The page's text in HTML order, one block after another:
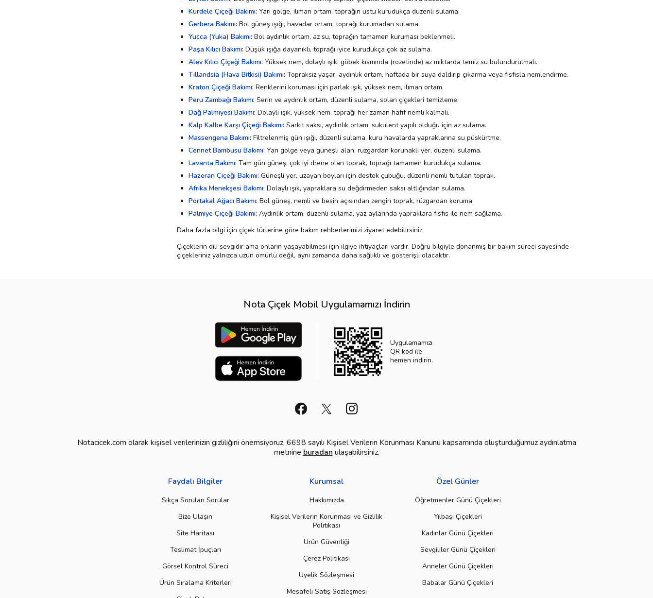
Kurdele Çiçeği Bakımı: Yarı gölge, ılıman ortam, toprağın üstü kurudukça düzenli sulama.
Gerbera Bakımı: Bol güneş ışığı, havadar ortam, toprağı kurumadan sulama.
Yucca (Yuka) Bakımı: Bol aydınlık ortam, az su, toprağın tamamen kuruması beklenmeli.
Paşa Kılıcı Bakımı: Düşük ışığa dayanıklı, toprağı iyice kurudukça çok az sulama.
Alev Kılıcı Çiçeği Bakımı: Yüksek nem, dolaylı ışık, göbek kısmında (rozetinde) az miktarda temiz su bulundurulmalı.
Tillandsia (Hava Bitkisi) Bakımı: Topraksız yaşar, aydınlık ortam, haftada bir suya daldırıp çıkarma veya fısfısla nemlendirme.
Kraton Çiçeği Bakımı: Renklerini koruması için parlak ışık, yüksek nem, ılıman ortam.
Peru Zambağı Bakımı: Serin ve aydınlık ortam, düzenli sulama, solan çiçekleri temizleme.
Dağ Palmiyesi Bakımı: Dolaylı ışık, yüksek nem, toprağı her zaman hafif nemli kalmalı.
Kalp Kalbe Karşı Çiçeği Bakımı: Sarkıt saksı, aydınlık ortam, sukulent yapılı olduğu için az sulama.
Massengena Bakımı: Filtrelenmiş gün ışığı, düzenli sulama, kuru havalarda yapraklarına su püskürtme.
Cennet Bambusu Bakımı: Yarı gölge veya güneşli alan, rüzgardan korunaklı yer, düzenli sulama.
Lavanta Bakımı: Tam gün güneş, çok iyi drene olan toprak, toprağı tamamen kurudukça sulama.
Hazeran Çiçeği Bakımı: Güneşli yer, uzayan boyları için destek çubuğu, düzenli nemli tutulan toprak.
Afrika Menekşesi Bakımı: Dolaylı ışık, yapraklara su değdirmeden saksı altlığından sulama.
Portakal Ağacı Bakımı: Bol güneş, nemli ve besin açısından zengin toprak, rüzgardan koruma.
Palmiye Çiçeği Bakımı: Aydınlık ortam, düzenli sulama, yaz aylarında yapraklara fısfıs ile nem sağlama.
Daha fazla bilgi için çiçek türlerine göre bakım rehberlerimizi ziyaret edebilirsiniz.
Çiçeklerin dili sevgidir ama onların yaşayabilmesi için ilgiye ihtiyaçları vardır. Doğru bilgiyle donanmış bir bakım süreci sayesinde
çiçekleriniz yalnızca uzun ömürlü değil, aynı zamanda daha sağlıklı ve gösterişli olacaktır.
Nota Çiçek Mobil Uygulamamızı İndirin
Uygulamamızı
QR kod ile
hemen indirin.
Notacicek.com olarak kişisel verilerinizin gizliliğini önemsiyoruz. 6698 sayılı Kişisel Verilerin Korunması Kanunu kapsamında oluşturduğumuz aydınlatma
metnine buradan ulaşabilirsiniz.
Faydalı Bilgiler
Sıkça Sorulan Sorular
Bize Ulaşın
Site Haritası
Teslimat İpuçları
Görsel Kontrol Süreci
Ürün Sıralama Kriterleri
Kurumsal
Hakkımızda
Kişisel Verilerin Korunması ve Gizlilik
Politikası
Ürün Güvenliği
Çerez Politikası
Üyelik Sözleşmesi
Mesafeli Satış Sözleşmesi
Özel Günler
Öğretmenler Günü Çiçekleri
Yılbaşı Çiçekleri
Kadınlar Günü Çiçekleri
Sevgililer Günü Çiçekleri
Anneler Günü Çiçekleri
Babalar Günü Çiçekleri